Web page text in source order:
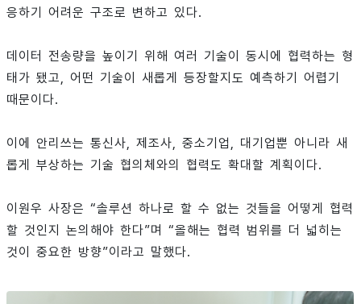
응하기 어려운 구조로 변하고 있다.
데이터 전송량을 높이기 위해 여러 기술이 동시에 협력하는 형
태가 됐고, 어떤 기술이 새롭게 등장할지도 예측하기 어렵기
때문이다.
이에 안리쓰는 통신사, 제조사, 중소기업, 대기업뿐 아니라 새
롭게 부상하는 기술 협의체와의 협력도 확대할 계획이다.
이원우 사장은 “솔루션 하나로 할 수 없는 것들을 어떻게 협력
할 것인지 논의해야 한다”며 “올해는 협력 범위를 더 넓히는
것이 중요한 방향”이라고 말했다.